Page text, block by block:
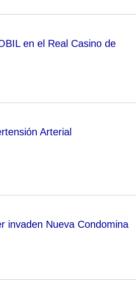
en el Real Casino de
Arterial
invaden Nueva Condomina